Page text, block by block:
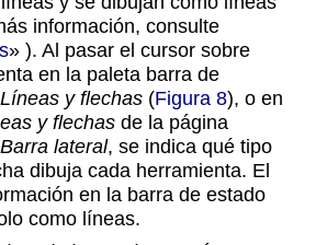
información, consulte
» ). Al pasar el cursor sobre
en la paleta barra de
Líneas y flechas (Figura 8), o en
y flechas de la página
Barra lateral, se indica qué tipo
dibuja cada herramienta. El
en la barra de estado
como líneas.